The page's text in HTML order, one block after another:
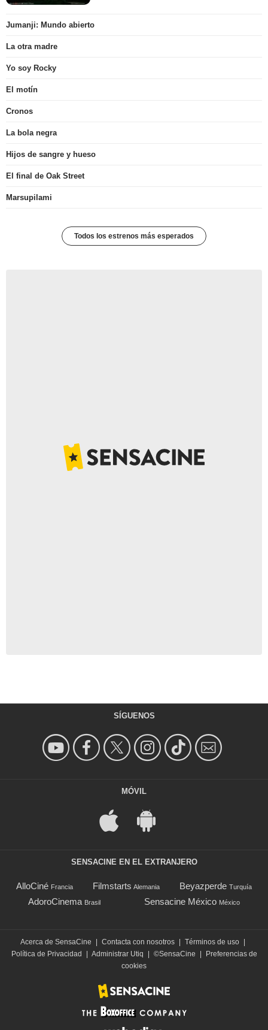
Jumanji: Mundo abierto
La otra madre
Yo soy Rocky
El motín
Cronos
La bola negra
Hijos de sangre y hueso
El final de Oak Street
Marsupilami
Todos los estrenos más esperados
SÍGUENOS
MÓVIL
SENSACINE EN EL EXTRANJERO
AlloCiné Francia Filmstarts Alemania Beyazperde Turquía
AdoroCinema Brasil Sensacine México México
Acerca de SensaCine Contacta con nosotros Términos de uso
Política de Privacidad
Administrar Utiq ©SensaCine
Preferencias de
cookies